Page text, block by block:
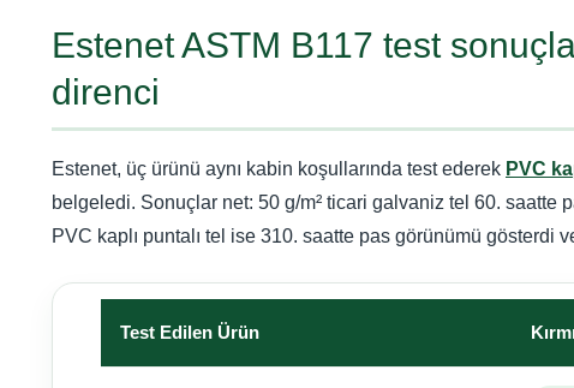
Estenet ASTM B117 test
direnci
Estenet, üç ürünü aynı kabin koşullarında test ederek PVC
belgeledi. Sonuçlar net: 50 g/m² ticari galvaniz tel 60. saatte
PVC kaplı puntalı tel ise 310. saatte pas görünümü gösterdi
Test Edilen Ürün